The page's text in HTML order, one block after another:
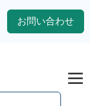
お問い合わせ